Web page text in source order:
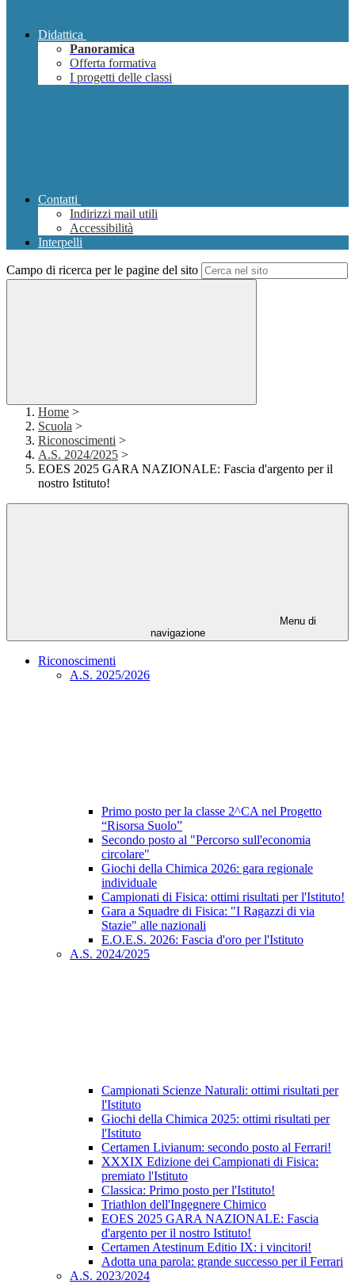
Didattica
Panoramica
Offerta formativa
I progetti delle classi
Contatti
Indirizzi mail utili
Accessibilità
Interpelli
Campo di ricerca per le pagine del sito
Home >
Scuola >
Riconoscimenti >
A.S. 2024/2025 >
EOES 2025 GARA NAZIONALE: Fascia d'argento per il
nostro Istituto!
Menu di
navigazione
Riconoscimenti
A.S. 2025/2026
Primo posto per la classe 2^CA nel Progetto
“Risorsa Suolo”
Secondo posto al "Percorso sull'economia
circolare"
Giochi della Chimica 2026: gara regionale
individuale
Campionati di Fisica: ottimi risultati per l'Istituto!
Gara a Squadre di Fisica: "I Ragazzi di via
Stazie" alle nazionali
E.O.E.S. 2026: Fascia d'oro per l'Istituto
A.S. 2024/2025
Campionati Scienze Naturali: ottimi risultati per
l'Istituto
Giochi della Chimica 2025: ottimi risultati per
l'Istituto
Certamen Livianum: secondo posto al Ferrari!
XXXIX Edizione dei Campionati di Fisica:
premiato l'Istituto
Classica: Primo posto per l'Istituto!
Triathlon dell'Ingegnere Chimico
EOES 2025 GARA NAZIONALE: Fascia
d'argento per il nostro Istituto!
Certamen Atestinum Editio IX: i vincitori!
Adotta una parola: grande successo per il Ferrari
A.S. 2023/2024